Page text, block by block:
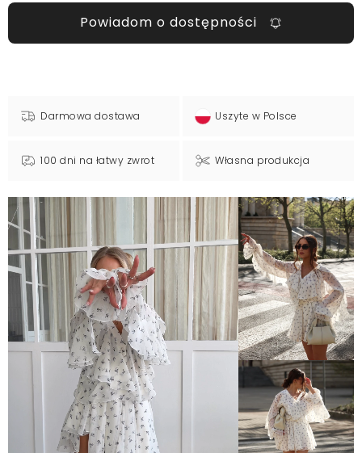
Powiadom o dostępności
Darmowa dostawa Uszyte w Polsce
100 dni na łatwy zwrot Własna produkcja